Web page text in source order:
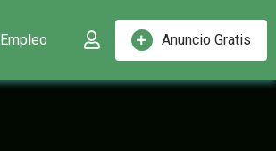
Anuncio Gratis
Empleo